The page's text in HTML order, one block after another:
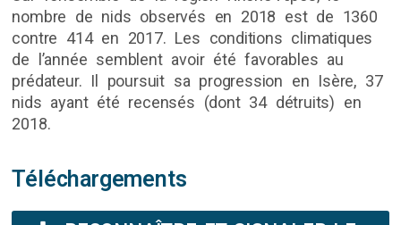
nombre de nids observés en 2018 est de 1360
contre 414 en 2017. Les conditions climatiques
de l’année semblent avoir été favorables au
prédateur. Il poursuit sa progression en Isère, 37
nids ayant été recensés (dont 34 détruits) en
2018.
Téléchargements